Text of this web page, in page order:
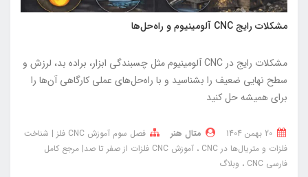
مشکلات رایج CNC آلومینیوم و راه‌حل‌ها
مشکلات رایج در CNC آلومینیوم مثل چسبندگی ابزار، براده بد، لرزش و
سطح نهایی ضعیف را بشناسید و با راه‌حل‌های عملی کارگاهی آن‌ها را
برای همیشه حل کنید
متال هنر
فصل سوم آموزش CNC فلز | شناخت
فلزات و متریال‌ها در CNC
آموزش CNC فلزات از صفر تا صد| مرجع کامل
فارسی CNC
وبلاگ